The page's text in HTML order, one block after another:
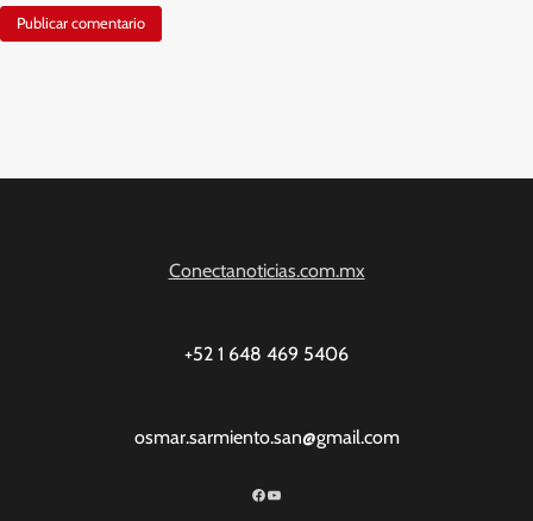
Conectanoticias.com.mx
+52 1 648 469 5406
osmar.sarmiento.san@gmail.com
Facebook
YouTube